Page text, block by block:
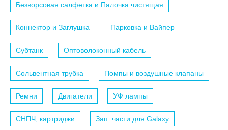
Безворсовая салфетка и Палочка чистящая
Коннектор и Заглушка Парковка и Вайпер
Субтанк Оптоволоконный кабель
Сольвентная трубка Помпы и воздушные клапаны
Ремни Двигатели УФ лампы
СНПЧ, картриджи Зап. части для Galaxy